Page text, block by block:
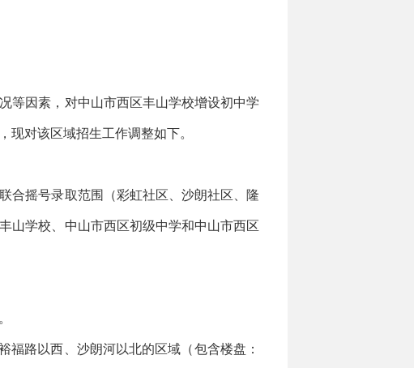
因素，对中山市西区丰山学校增设初中学
现对该区域招生工作调整如下。
摇号录取范围（彩虹社区、沙朗社区、隆
山学校、中山市西区初级中学和中山市西区
路以西、沙朗河以北的区域（包含楼盘：